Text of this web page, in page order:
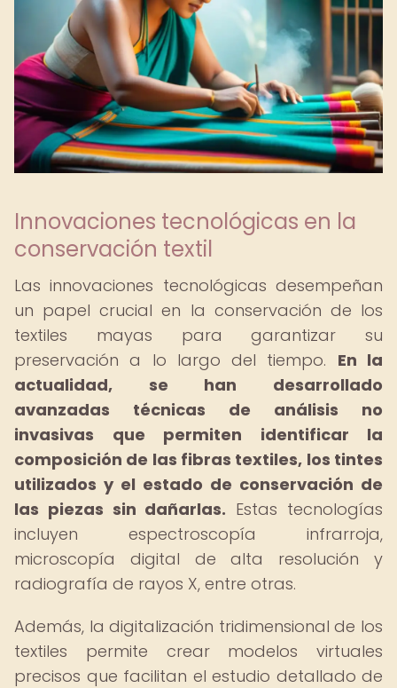
Innovaciones tecnológicas en la
conservación textil
Las innovaciones tecnológicas desempeñan
un papel crucial en la conservación de los
textiles mayas para garantizar su
preservación a lo largo del tiempo. En la
actualidad, se han desarrollado
avanzadas técnicas de análisis no
invasivas que permiten identificar la
composición de las fibras textiles, los tintes
utilizados y el estado de conservación de
las piezas sin dañarlas. Estas tecnologías
incluyen espectroscopía infrarroja,
microscopía digital de alta resolución y
radiografía de rayos X, entre otras.
Además, la digitalización tridimensional de los
textiles permite crear modelos virtuales
precisos que facilitan el estudio detallado de